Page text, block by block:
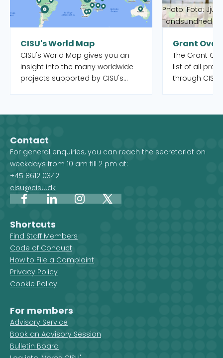
CISU's World Map
CISU's World Map gives you an
insight into the many worldwide
projects supported by CISU's
partners who manage the
country on the map, you get an
overview of the projects, but you
also see which CISU member
organisations are active in that
country.
Photo: Foto:
Tandsundhed
Grant
The Grant
list of all
through
to filter by
Contact
For general enquiries, you can reach the secretariat on
weekdays from 10 am till 2 pm at:
+45 8612 0342
cisu@cisu.dk
FacebookLinkedInInstagram
X
Shortcuts
Find Staff Members
Code of Conduct
How to File a Complaint
Privacy Policy
Cookie Policy
For members
Advisory Service
Book an Advisory Session
Bulletin Board